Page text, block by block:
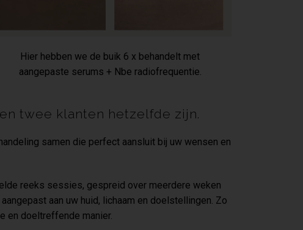
Hier hebben we de buik 6 x behandelt met
aangepaste serums + Nbe radiofrequentie.
twee klanten hetzelfde zijn.
samen die perfect aansluit bij uw wensen en
reeks sessies, gespreid over meerdere weken
aan uw huid, lichaam en doelstellingen. Zo
en doeltreffende manier.